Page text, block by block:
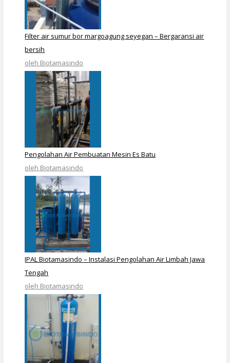
Filter air sumur bor margoagung seyegan – Bergaransi air
bersih
oleh Biotamasindo
Pengolahan Air Pembuatan Mesin Es Batu
oleh Biotamasindo
IPAL Biotamasindo – Instalasi Pengolahan Air Limbah Jawa
Tengah
oleh Biotamasindo